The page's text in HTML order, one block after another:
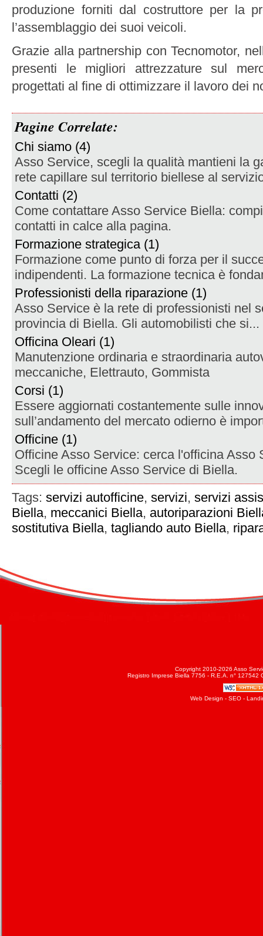
produzione forniti dal costruttore per la
l’assemblaggio dei suoi veicoli.
Grazie alla partnership con Tecnomotor,
presenti le migliori attrezzature sul
progettati al fine di ottimizzare il lavoro dei
Pagine Correlate:
Chi siamo (4)
Asso Service, scegli la qualità mantieni la
rete capillare sul territorio biellese al
Contatti (2)
Come contattare Asso Service Biella:
contatti in calce alla pagina.
Formazione strategica (1)
Formazione come punto di forza per il
indipendenti. La formazione tecnica è
Professionisti della riparazione (1)
Asso Service è la rete di professionisti nel
provincia di Biella. Gli automobilisti che si...
Officina Oleari (1)
Manutenzione ordinaria e straordinaria
meccaniche, Elettrauto, Gommista
Corsi (1)
Essere aggiornati costantemente sulle
sull’andamento del mercato odierno è
Officine (1)
Officine Asso Service: cerca l'officina Asso
Scegli le officine Asso Service di Biella.
Tags: servizi autofficine, servizi, servizi
Biella, meccanici Biella, autoriparazioni
sostitutiva Biella, tagliando auto Biella,
Copyright 2010-2026 Asso
Registro Imprese Biella 7756 - R.E.A. n°
Web Design - SEO-